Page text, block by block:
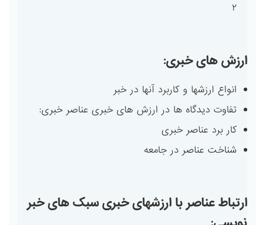
۲
ارزش های خبری:
انواع ارزشها و کاربرد آنها در خبر
تفاوت دیدگاه ها در ارزش های خبری عناصر خبری:
کار برد عناصر خبری
شناخت عناصر در جامعه
ارتباط عناصر با ارزشهای خبری سبک های خبر